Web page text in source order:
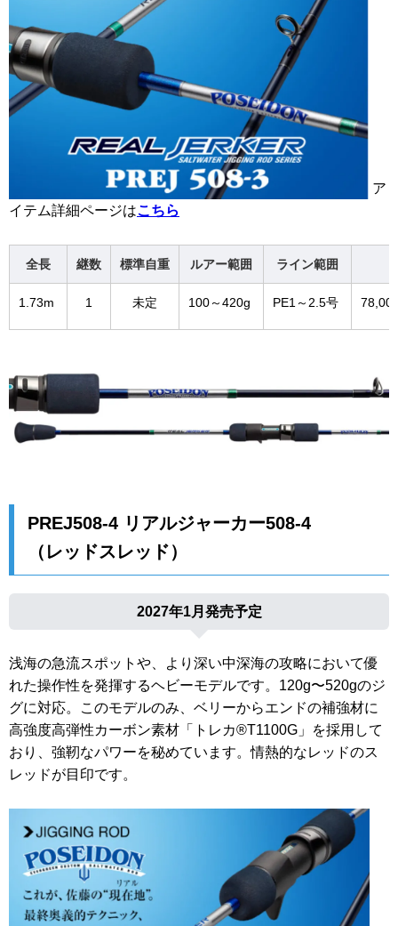
ア
イテム詳細ページはこちら
全長 継数 標準自重 ルアー範囲 ライン範囲
1.73m 1 未定 100～420g PE1～2.5号
PREJ508-4 リアルジャーカー508-4
（レッドスレッド）
2027年1月発売予定
浅海の急流スポットや、より深い中深海の攻略において優
れた操作性を発揮するヘビーモデルです。120g〜520gのジ
グに対応。このモデルのみ、ベリーからエンドの補強材に
高強度高弾性カーボン素材「トレカ®T1100G」を採用して
おり、強靭なパワーを秘めています。情熱的なレッドのス
レッドが目印です。